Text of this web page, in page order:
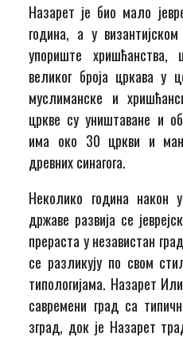
Назарет је био мало
гoдина, а у
упориште
великог броја цркaвa
муслиманске и
цркве су уништаване и
има око 30 цркви и
древних синагога.
Неколико година након
државе развија се
прераста у независтан
се разликују по свом
типологијама. Назарет
савремени град са
зград, док је Назарет